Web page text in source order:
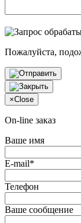
Пожалуйста,
×Close
On-line заказ
Ваше имя
E-mail*
Телефон
Ваше сообщение